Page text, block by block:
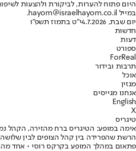
היום פתוח להערות, לביקורת ולהצעות
במייל hayom@israelhayom.co.il.
יום שבת, 4.7.2026
י"ט בתמוז תשפ"ו
חדשות
דעות
ספורט
ForReal
תרבות ובידור
אוכל
מגזין
אנחנו מגייסים
English
X
טיגריס
אימה במופע: הטיגריס ברח מהזירה, הקהל
הרשת שהפרידה בין קהל הצופים לבין
פתאום במהלך המופע בקרקס רוסי • אחד